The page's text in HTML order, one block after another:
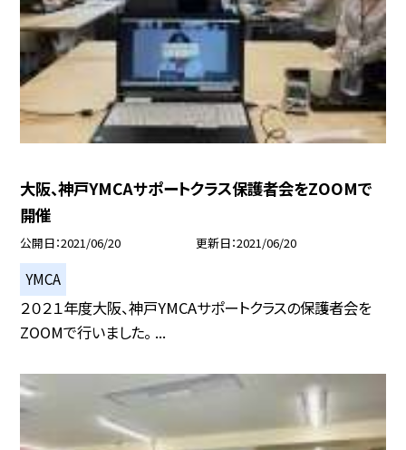
大阪、神戸YMCAサポートクラス保護者会をZOOMで
開催
公開日 2021/06/20 更新日 2021/06/20
YMCA
２０２１年度大阪、神戸YMCAサポートクラスの保護者会を
ZOOMで行いました。 ...